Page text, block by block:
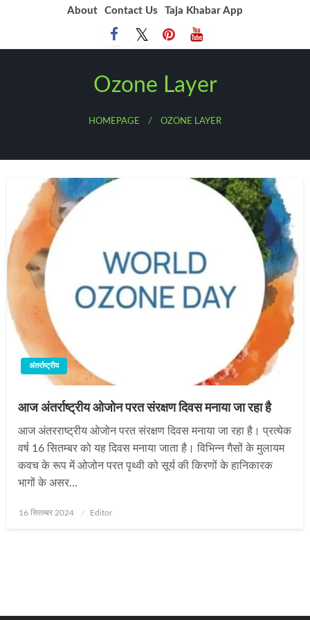
About Contact Us Taja Khabar App
Ozone Layer
HOMEPAGE OZONE LAYER
अंतर्राष्ट्रीय
आज अंतर्राष्ट्रीय ओजोन परत संरक्षण दिवस मनाया जा रहा है
आज अंतरराष्‍ट्रीय ओजोन परत संरक्षण दिवस मनाया जा रहा है। प्रत्‍येक
वर्ष 16 सितम्‍बर को यह दिवस मनाया जाता है। विभिन्‍न गैसों के मुलायम
कवच के रूप में ओजोन परत पृथ्‍वी को सूर्य की किरणों के हानिकारक
भागों के असर…
Posted
16 सितम्बर 2024 Editor